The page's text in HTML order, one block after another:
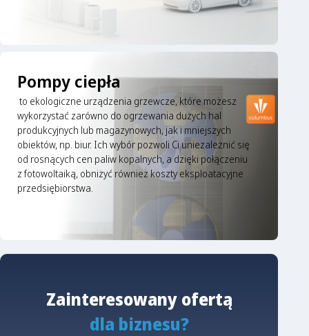
Pompy ciepła
to ekologiczne urządzenia grzewcze, które możesz
wykorzystać zarówno do ogrzewania dużych hal
produkcyjnych lub magazynowych, jak i mniejszych
obiektów, np. biur. Ich wybór pozwoli Ci uniezależnić się
od rosnących cen paliw kopalnych, a dzięki połączeniu
z fotowoltaiką, obniżyć również koszty eksploatacyjne
przedsiębiorstwa.
Zainteresowany ofertą
dla biznesu?